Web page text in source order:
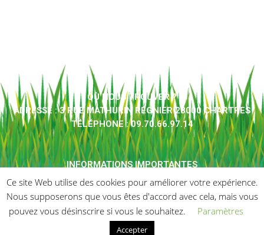
OÙ NOUS TROUVER ?
ADRESSE : 3 RUE MATHURIN RÉGNIER 28000 CHARTRES
TÉLÉPHONE : 09.70.66.97.14
INFORMATIONS IMPORTANTES
MENTIONS LÉGALES
CONDITIONS GÉNÉRALES DE VENTES
Ce site Web utilise des cookies pour améliorer votre expérience.
Nous supposerons que vous êtes d'accord avec cela, mais vous
pouvez vous désinscrire si vous le souhaitez.
Paramètres
Accepter